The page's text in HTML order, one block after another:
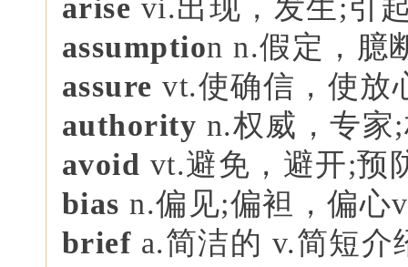
arise vi.出现，发生;引
assumption n.假定，臆
assure vt.使确信，使放
authority n.权威，专家
avoid vt.避免，避开;预
bias n.偏见;偏袒，偏心
brief a.简洁的 v.简短介